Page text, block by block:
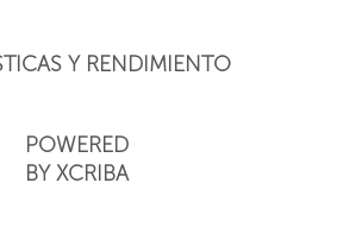
Y RENDIMIENTO
POWERED
BY XCRIBA